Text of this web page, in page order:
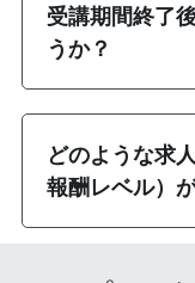
受講期間終了
うか？
どのような求
報酬レベル）